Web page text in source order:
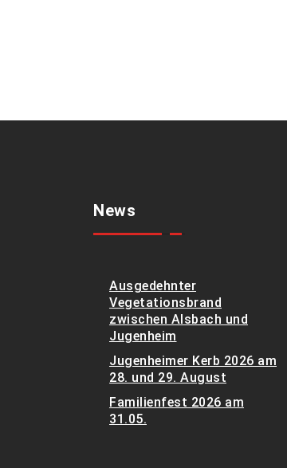
News
Ausgedehnter
Vegetationsbrand
zwischen Alsbach und
Jugenheim
Jugenheimer Kerb 2026 am
28. und 29. August
Familienfest 2026 am
31.05.